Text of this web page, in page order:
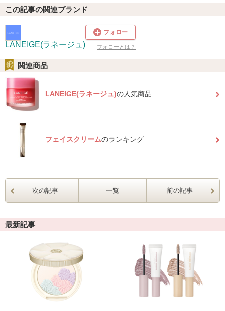
この記事の関連ブランド
LANEIGE(ラネージュ)
フォロー
フォローとは？
関連商品
LANEIGE(ラネージュ)の人気商品
フェイスクリームのランキング
次の記事 一覧 前の記事
最新記事